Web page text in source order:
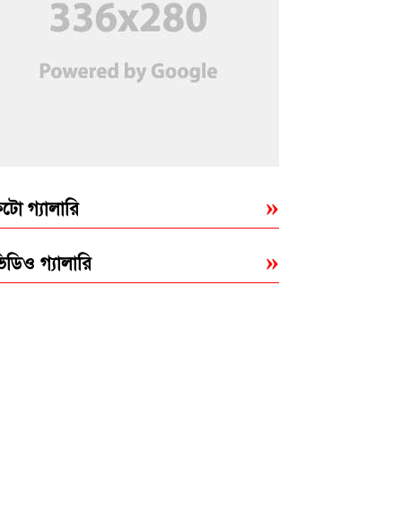
দুবাইয়ের কারাগার থেকে মুক্তি
পেলেন বেনজীর
গ্যালারি
গ্যালারি